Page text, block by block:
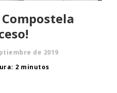
Compostela
de 2019
2 minutos